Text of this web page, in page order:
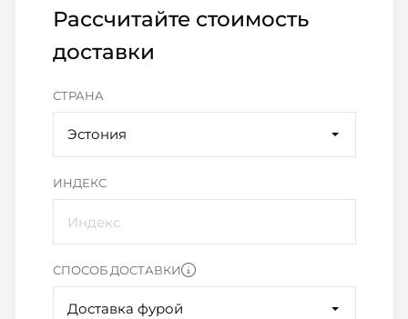
Рассчитайте стоимость
доставки
СТРАНА
Эстония
ИНДЕКС
СПОСОБ ДОСТАВКИ
Доставка фурой